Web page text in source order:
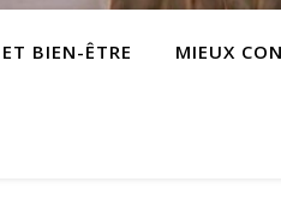
BIEN-ÊTRE MIEUX